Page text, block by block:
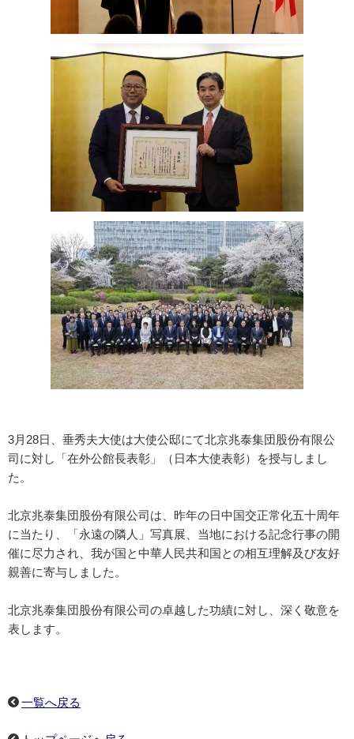
3月28日、垂秀夫大使は大使公邸にて北京兆泰集団股份有限公
司に対し「在外公館長表彰」（日本大使表彰）を授与しまし
た。
北京兆泰集団股份有限公司は、昨年の日中国交正常化五十周年
に当たり、「永遠の隣人」写真展、当地における記念行事の開
催に尽力され、我が国と中華人民共和国との相互理解及び友好
親善に寄与しました。
北京兆泰集団股份有限公司の卓越した功績に対し、深く敬意を
表します。
一覧へ戻る